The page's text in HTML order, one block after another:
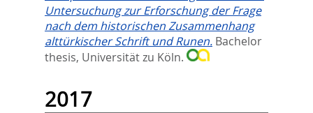
Untersuchung zur Erforschung der Frage
nach dem historischen Zusammenhang
alttürkischer Schrift und Runen. Bachelor
thesis, Universität zu Köln.
2017